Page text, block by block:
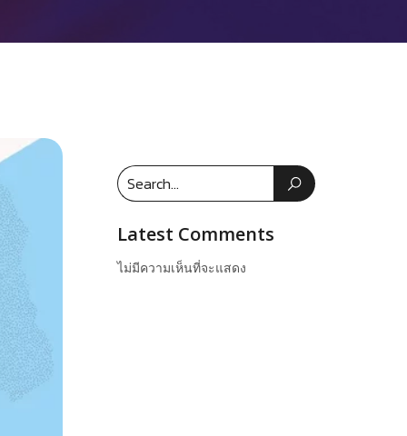
Latest Comments
ไม่มีความเห็นที่จะแสดง